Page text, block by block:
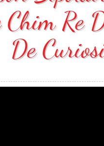
Chim Re
De